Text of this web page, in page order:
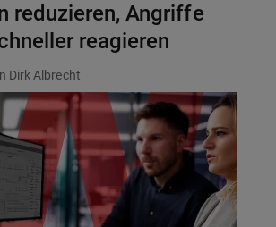
reduzieren, Angriffe
reagieren
Dirk Albrecht